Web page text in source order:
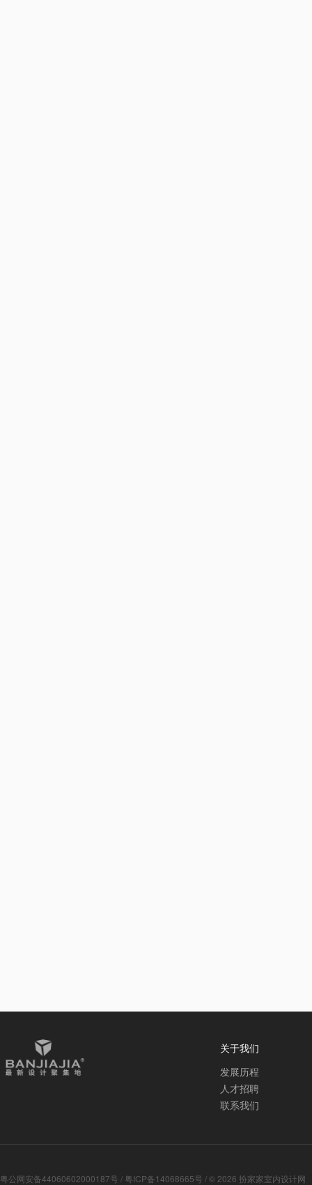
关于我们
发展历程
人才招聘
联系我们
粤公网安备44060602000187号 / 粤ICP备14068665号 / © 2026 扮家家室内设计网